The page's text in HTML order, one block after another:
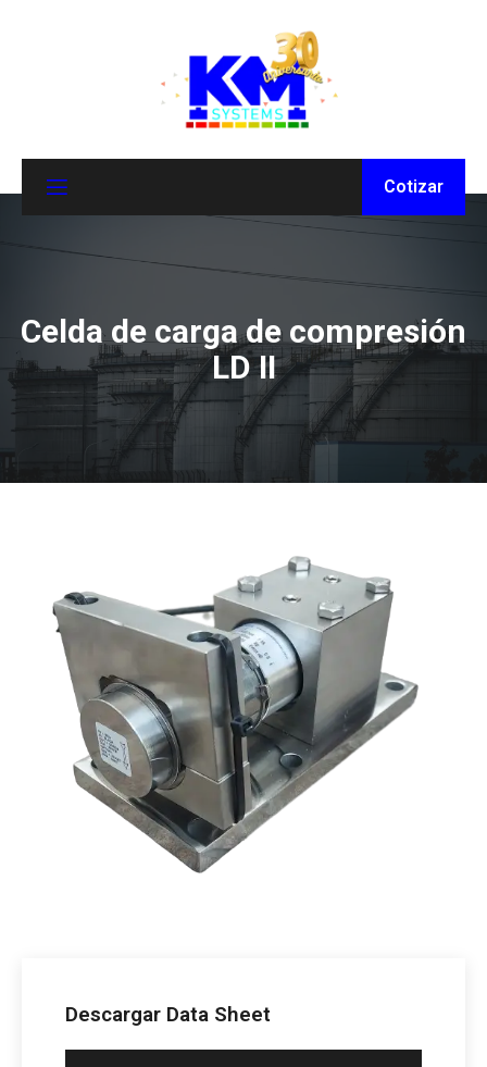
Cotizar
Celda de carga de compresión
LD II
Descargar Data Sheet